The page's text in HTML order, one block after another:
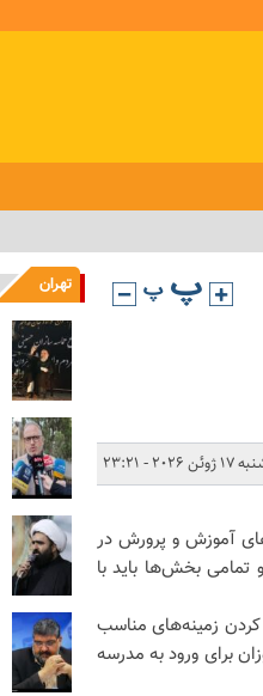
- 23:21
آموزش و پرورش در
بخش‌ها باید با
کردن زمینه‌های مناسب
برای ورود به مدرسه
تهران